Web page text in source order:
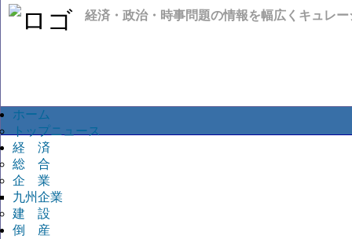
経済・政治・時事問題の情報を幅広くキュレ
ホーム
トップニュース
経 済
総 合
企 業
九州企業
建 設
倒 産